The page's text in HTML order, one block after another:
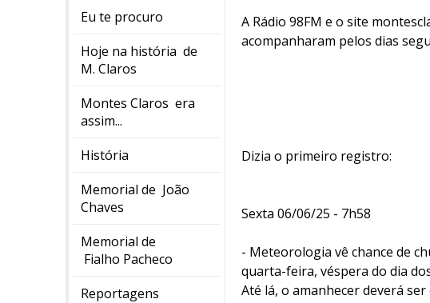
Eu te procuro
Hoje na história de
M. Claros
Montes Claros era
assim...
História
Memorial de João
Chaves
Memorial de
Fialho Pacheco
Reportagens
A Rádio 98FM e o site
acompanharam pelos dias
Dizia o primeiro registro:
Sexta 06/06/25 - 7h58
- Meteorologia vê chance de
quarta-feira, véspera do dia
Até lá, o amanhecer deverá